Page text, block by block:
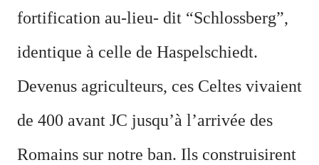
fortification au-lieu- dit “Schlossberg”,
identique à celle de Haspelschiedt.
Devenus agriculteurs, ces Celtes vivaient
de 400 avant JC jusqu’à l’arrivée des
Romains sur notre ban. Ils construisirent